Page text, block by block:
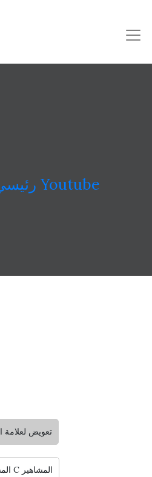
مستخدمي Youtube
تعويض لعلامة
المشاهير C المشاهير